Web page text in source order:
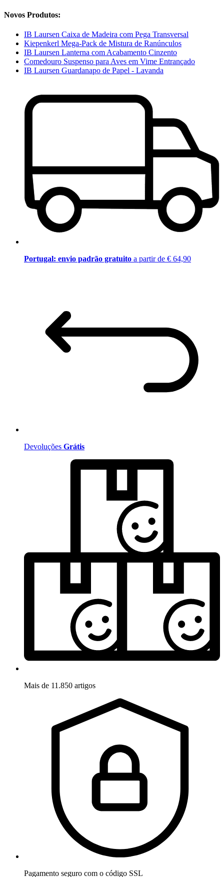
Novos Produtos:
IB Laursen Caixa de Madeira com Pega Transversal
Kiepenkerl Mega-Pack de Mistura de Ranúnculos
IB Laursen Lanterna com Acabamento Cinzento
Comedouro Suspenso para Aves em Vime Entrançado
IB Laursen Guardanapo de Papel - Lavanda
Portugal: envio padrão gratuito a partir de € 64,90
Devoluções Grátis
Mais de 11.850 artigos
Pagamento seguro com o código SSL